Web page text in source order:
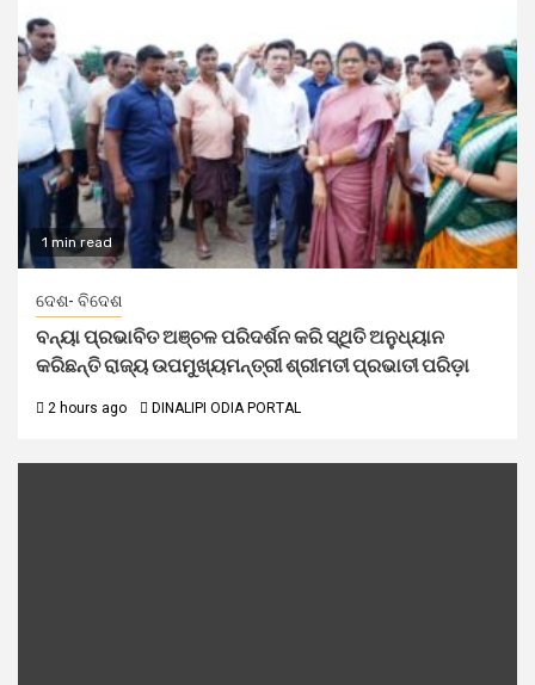
1 min read
ଦେଶ- ବିଦେଶ
ବନ୍ୟା ପ୍ରଭାବିତ ଅଞ୍ଚଳ ପରିଦର୍ଶନ କରି ସ୍ଥିତି ଅନୁଧ୍ୟାନ
କରିଛନ୍ତି ରାଜ୍ୟ ଉପମୁଖ୍ୟମନ୍ତ୍ରୀ ଶ୍ରୀମତୀ ପ୍ରଭାତୀ ପରିଡ଼ା
2 hours ago DINALIPI ODIA PORTAL